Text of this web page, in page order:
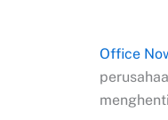
Office